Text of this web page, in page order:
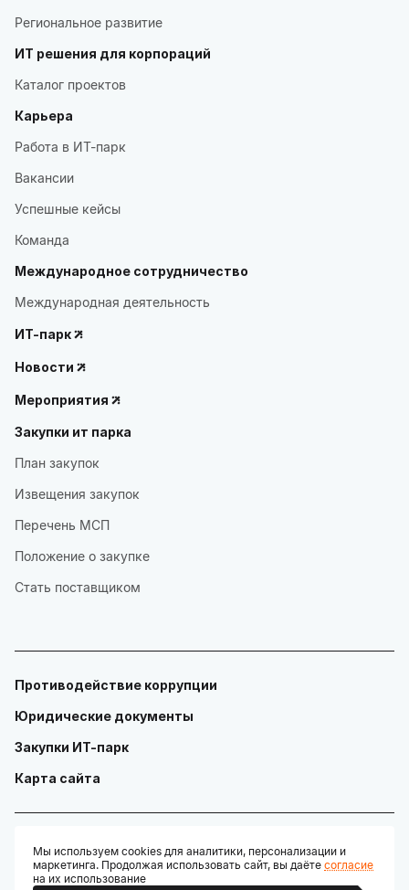
Региональное развитие
ИТ решения для корпораций
Каталог проектов
Карьера
Работа в ИТ-парк
Вакансии
Успешные кейсы
Команда
Международное сотрудничество
Международная деятельность
ИТ-парк
Новости
Мероприятия
Закупки ит парка
План закупок
Извещения закупок
Перечень МСП
Положение о закупке
Стать поставщиком
Противодействие коррупции
Юридические документы
Закупки ИТ-парк
Карта сайта
© ГАУ "Технопарк в сфере высоких технологий «ИТ-парк»"
Мы используем cookies для аналитики, персонализации и
маркетинга. Продолжая использовать сайт, вы даёте согласие
на их использование